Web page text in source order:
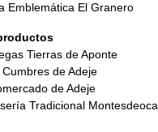
Emblemática El Granero
Tierras de Aponte
Cumbres de Adeje
de Adeje
Tradicional Montesdeoca